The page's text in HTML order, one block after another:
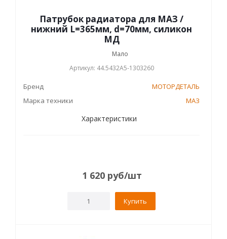
Патрубок радиатора для МАЗ /
нижний L=365мм, d=70мм, силикон
МД
Мало
Артикул: 44.5432А5-1303260
Бренд
МОТОРДЕТАЛЬ
Марка техники
МАЗ
Характеристики
1 620руб/шт
Купить